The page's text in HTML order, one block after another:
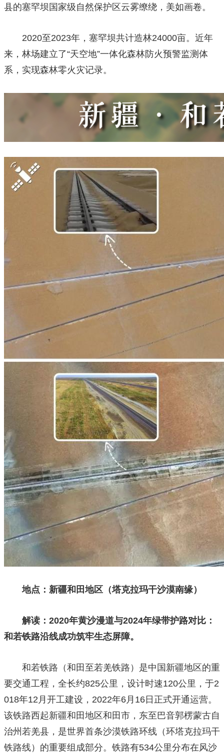
县的塞罕坝国家级自然保护区云雾缭绕，美如画卷。
2020至2023年，塞罕坝共计造林24000亩。近年
来，林场建立了“天空地”一体化森林防火预警监测体
系，实现森林零火灾记录。
地点：新疆和田地区（塔克拉玛干沙漠南缘）
解读：2020年黄沙漫道与2024年绿带护路对比：
和若铁路沿线成功筑牢生态屏障。
和若铁路（和田至若羌铁路）是中国新疆地区的重
要交通工程，全长约825公里，设计时速120公里，于2
018年12月开工建设，2022年6月16日正式开通运营。
该铁路西起新疆和田地区和田市，东至巴音郭楞蒙古自
治州若羌县，是世界首条沙漠铁路环线（环塔克拉玛干
铁路线）的重要组成部分。铁路有534公里分布在风沙